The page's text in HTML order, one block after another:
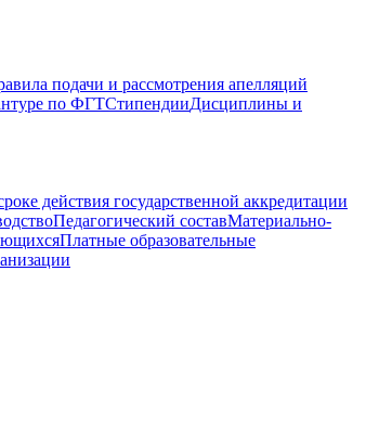
подачи и рассмотрения апелляций
по ФГТСтипендииДисциплины и
действия государственной аккредитации
Педагогический составМатериально-
Платные образовательные